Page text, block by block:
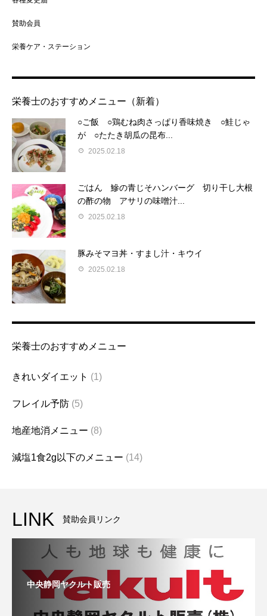
賛助会員
栄養ケア・ステーション
栄養士のおすすめメニュー（新着）
○ご飯 ○鶏むね肉さっぱり香味焼き ○鮭じゃ
が ○たたき胡瓜の昆布...
2025.02.18
ごはん 鰺の青じそハンバーグ 切り干し大根
の酢の物 アサリの味噌汁...
2025.02.18
豚みそマヨ丼・すまし汁・キウイ
2025.02.18
栄養士のおすすめメニュー
きれいダイエット (1)
フレイル予防 (5)
地産地消メニュー (8)
減塩1食2g以下のメニュー (14)
LINK 賛助会員リンク
中央静岡ヤクルト販売